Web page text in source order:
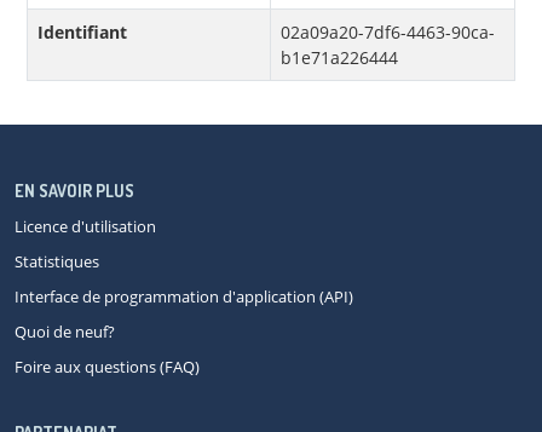
Identifiant
02a09a20-7df6-4463-90ca-
b1e71a226444
EN SAVOIR PLUS
Licence d'utilisation
Statistiques
Interface de programmation d'application (API)
Quoi de neuf?
Foire aux questions (FAQ)